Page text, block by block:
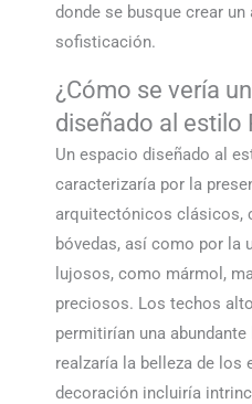
donde se busque crear
sofisticación.
¿Cómo se vería
diseñado al estilo
Un espacio diseñado al
caracterizaría por la
arquitectónicos clásicos,
bóvedas, así como por la
lujosos, como mármol,
preciosos. Los techos
permitirían una
realzaría la belleza de los
decoración incluiría